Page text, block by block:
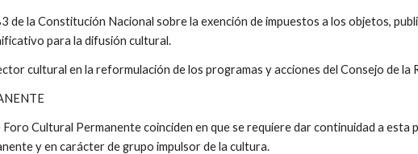
de la Constitución Nacional sobre la exención de impuestos a los objetos,
para la difusión cultural.
cultural en la reformulación de los programas y acciones del Consejo de la
Cultural Permanente coinciden en que se requiere dar continuidad a esta
y en carácter de grupo impulsor de la cultura.